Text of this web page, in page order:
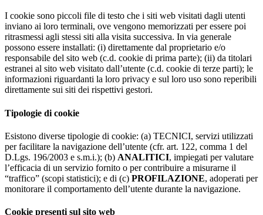
I cookie sono piccoli file di testo che i siti web visitati dagli utenti
inviano ai loro terminali, ove vengono memorizzati per essere poi
ritrasmessi agli stessi siti alla visita successiva. In via generale
possono essere installati: (i) direttamente dal proprietario e/o
responsabile del sito web (c.d. cookie di prima parte); (ii) da titolari
estranei al sito web visitato dall’utente (c.d. cookie di terze parti); le
informazioni riguardanti la loro privacy e sul loro uso sono reperibili
direttamente sui siti dei rispettivi gestori.
Tipologie di cookie
Esistono diverse tipologie di cookie: (a) TECNICI, servizi utilizzati
per facilitare la navigazione dell’utente (cfr. art. 122, comma 1 del
D.Lgs. 196/2003 e s.m.i.); (b) ANALITICI, impiegati per valutare
l’efficacia di un servizio fornito o per contribuire a misurarne il
“traffico” (scopi statistici); e di (c) PROFILAZIONE, adoperati per
monitorare il comportamento dell’utente durante la navigazione.
Cookie presenti sul sito web